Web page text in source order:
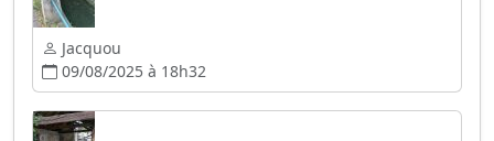
Jacquou
09/08/2025 à 18h32